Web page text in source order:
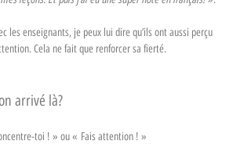
les enseignants, je peux lui dire qu’ils ont aussi perçu
Cela ne fait que renforcer sa fierté.
arrivé là?
toi ! » ou « Fais attention ! »